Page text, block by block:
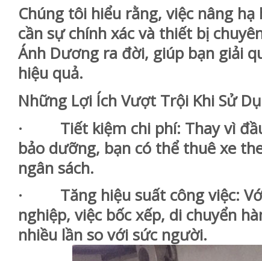
Chúng tôi hiểu rằng, việc nâng
cần sự chính xác và thiết bị
Ánh Dương ra đời, giúp bạn giải
hiệu quả.
Những Lợi Ích Vượt Trội Khi Sử
· Tiết kiệm chi phí: Thay vì
bảo dưỡng, bạn có thể thuê xe
ngân sách.
· Tăng hiệu suất công việc: Với
nghiệp, việc bốc xếp, di chuyển
nhiều lần so với sức người.